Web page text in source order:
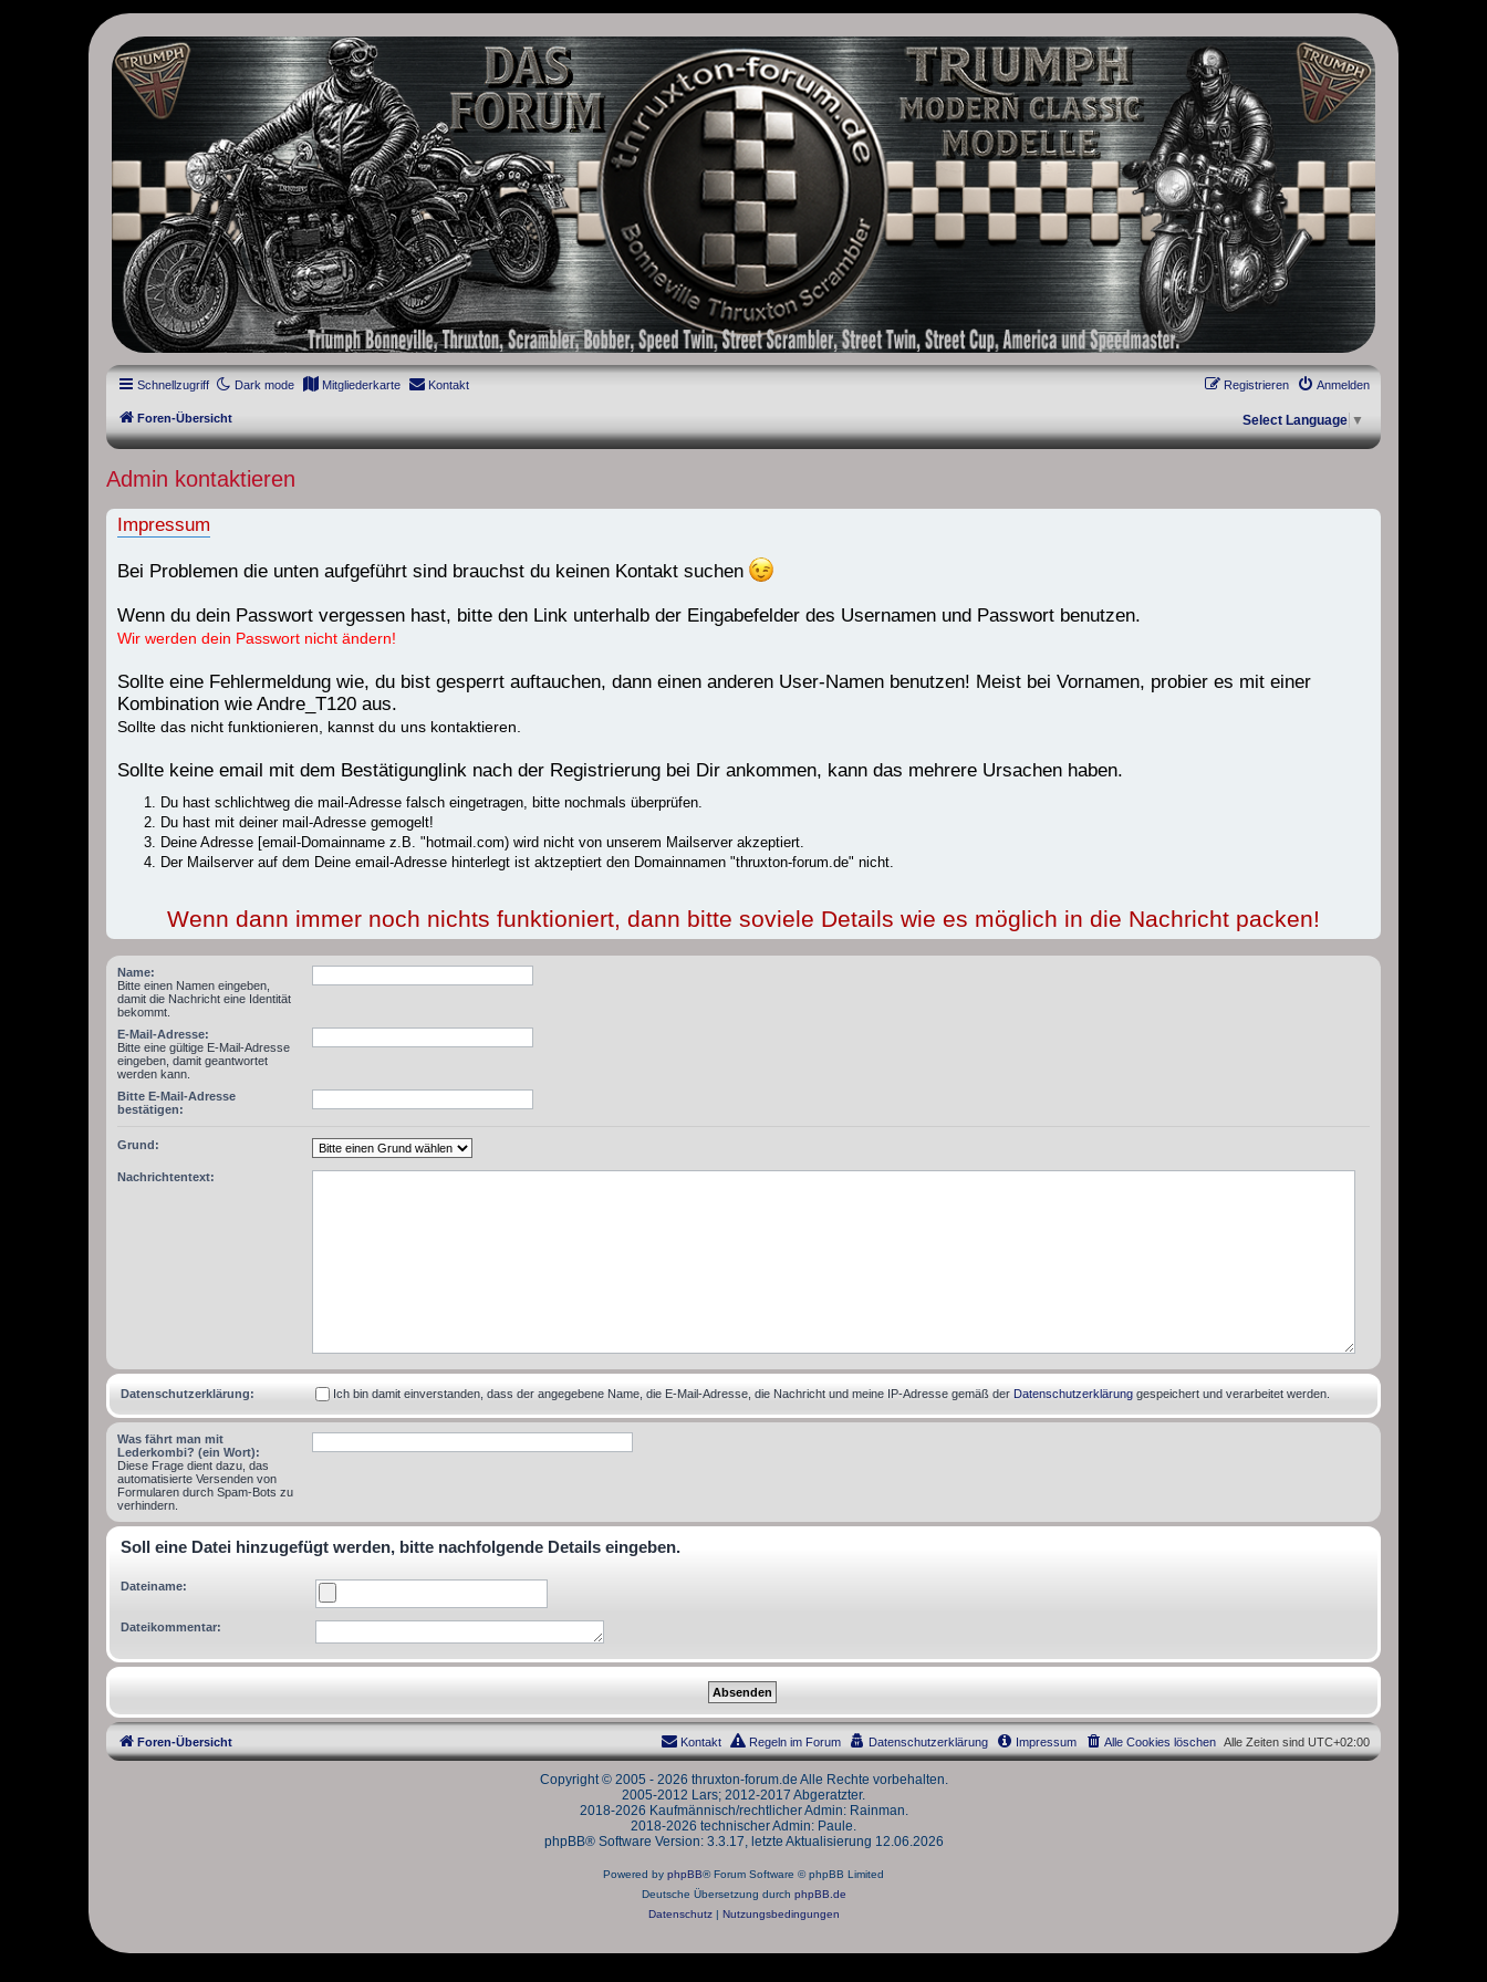
thruxton-forum.de
DAS FORUM! Alles rund um die Triumph Modern Classic Modelle. Das Forum für die New Bonneville Baureihen ab BJ 2001. Triumph Bonneville, Thruxton, Scrambler, Bobber, Speed Twin, Street Scrambler, Street Twin,
Street Cup, America und Speedmaster.
Schnellzugriff Dark mode Mitgliederkarte Kontakt Anmelden
Registrieren
Foren-Übersicht Select Language ▼
Admin kontaktieren
Impressum
Bei Problemen die unten aufgeführt sind brauchst du keinen Kontakt suchen
Wenn du dein Passwort vergessen hast, bitte den Link unterhalb der Eingabefelder des Usernamen und Passwort benutzen.
Wir werden dein Passwort nicht ändern!
Sollte eine Fehlermeldung wie, du bist gesperrt auftauchen, dann einen anderen User-Namen benutzen! Meist bei Vornamen, probier es mit einer
Kombination wie Andre_T120 aus.
Sollte das nicht funktionieren, kannst du uns kontaktieren.
Sollte keine email mit dem Bestätigunglink nach der Registrierung bei Dir ankommen, kann das mehrere Ursachen haben.
Du hast schlichtweg die mail-Adresse falsch eingetragen, bitte nochmals überprüfen.
Du hast mit deiner mail-Adresse gemogelt!
Deine Adresse [email-Domainname z.B. "hotmail.com) wird nicht von unserem Mailserver akzeptiert.
Der Mailserver auf dem Deine email-Adresse hinterlegt ist aktzeptiert den Domainnamen "thruxton-forum.de" nicht.
Wenn dann immer noch nichts funktioniert, dann bitte soviele Details wie es möglich in die Nachricht packen!
Name:
Bitte einen Namen eingeben,
damit die Nachricht eine Identität
bekommt.
E-Mail-Adresse:
Bitte eine gültige E-Mail-Adresse
eingeben, damit geantwortet
werden kann.
Bitte E-Mail-Adresse
bestätigen:
Grund:
Nachrichtentext:
Datenschutzerklärung: Ich bin damit einverstanden, dass der angegebene Name, die E-Mail-Adresse, die Nachricht und meine IP-Adresse gemäß der Datenschutzerklärung gespeichert und verarbeitet werden.
Was fährt man mit
Lederkombi? (ein Wort):
Diese Frage dient dazu, das
automatisierte Versenden von
Formularen durch Spam-Bots zu
verhindern.
Soll eine Datei hinzugefügt werden, bitte nachfolgende Details eingeben.
Dateiname:
Dateikommentar:
Foren-Übersicht Alle Zeiten sind UTC+02:00
Alle Cookies löschen
Impressum
Datenschutzerklärung
Regeln im Forum
Kontakt
Copyright © 2005 - 2026 thruxton-forum.de Alle Rechte vorbehalten.
2005-2012 Lars; 2012-2017 Abgeratzter.
2018-2026 Kaufmännisch/rechtlicher Admin: Rainman.
2018-2026 technischer Admin: Paule.
phpBB® Software Version: 3.3.17, letzte Aktualisierung 12.06.2026
Powered by phpBB® Forum Software © phpBB Limited
Deutsche Übersetzung durch phpBB.de
Datenschutz| Nutzungsbedingungen